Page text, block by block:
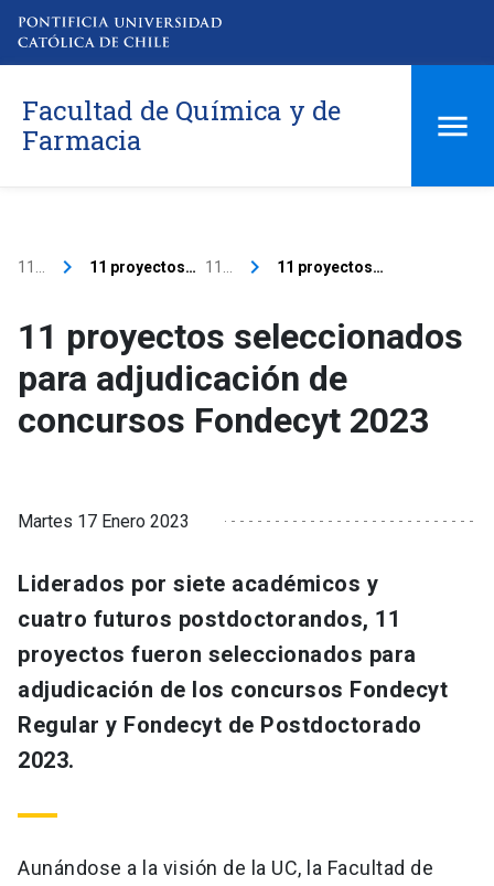
Facultad de Química y de
Farmacia
11… keyboard_arrow_right 11 proyectos… 11… keyboard_arrow_right 11 proyectos…
11 proyectos seleccionados
para adjudicación de
concursos Fondecyt 2023
Martes 17 Enero 2023
Liderados por siete académicos y
cuatro futuros postdoctorandos, 11
proyectos fueron seleccionados para
adjudicación de los concursos Fondecyt
Regular y Fondecyt de Postdoctorado
2023.
Aunándose a la visión de la UC, la Facultad de